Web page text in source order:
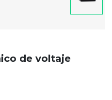
de voltaje